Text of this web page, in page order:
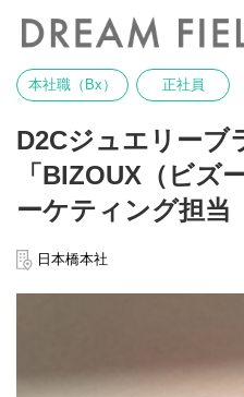
本社職（Bx） 正社員
D2Cジュエリーブ
「BIZOUX（ビズ
ーケティング担当
日本橋本社